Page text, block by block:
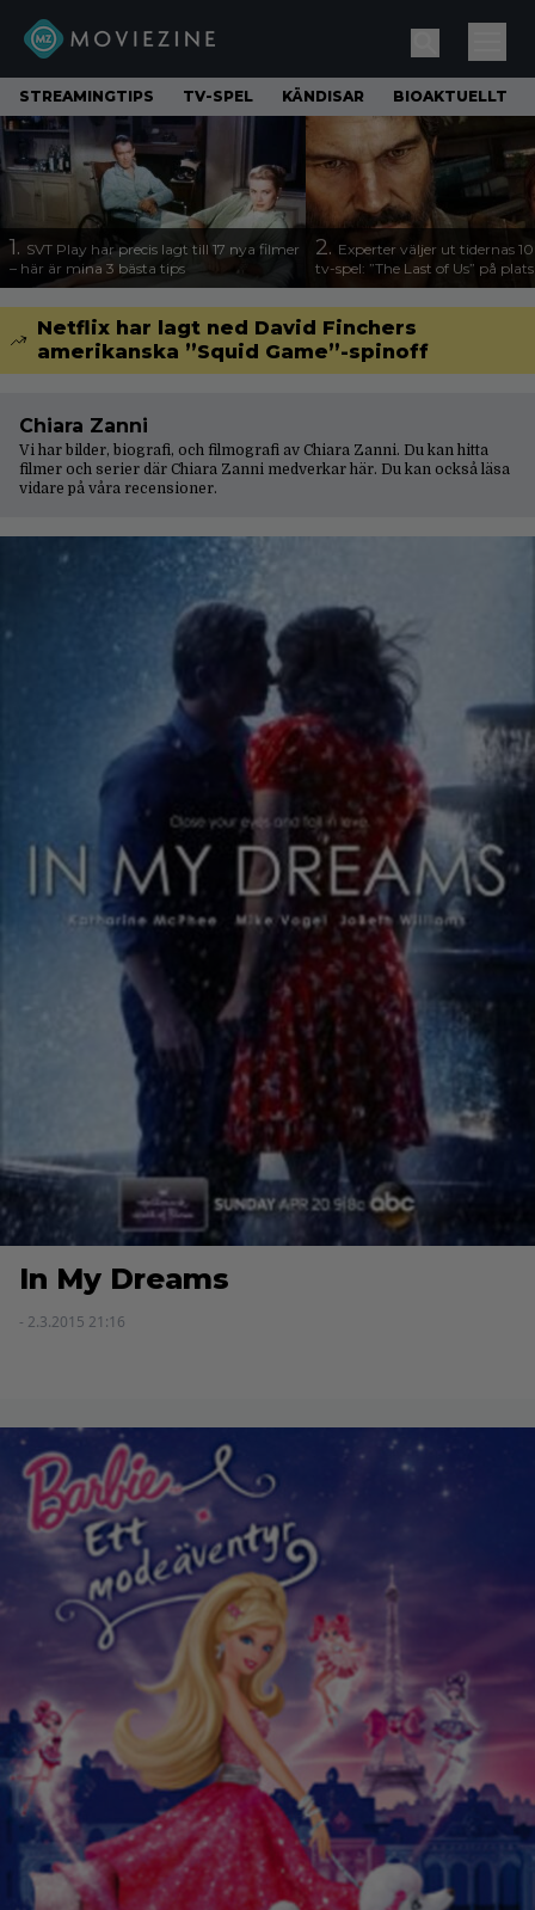
STREAMINGTIPS TV-SPEL KÄNDISAR BIOAKTUELLT
1. SVT Play har precis lagt till 17 nya filmer
– här är mina 3 bästa tips
2. Experter väljer ut tidernas
tv-spel: ”The Last of Us” på
Netflix har lagt ned David Finchers
amerikanska ”Squid Game”-spinoff
Chiara Zanni
Vi har bilder, biografi, och filmografi av Chiara Zanni. Du kan hitta
filmer och serier där Chiara Zanni medverkar här. Du kan också läsa
vidare på våra recensioner.
In My Dreams
- 2.3.2015 21:16